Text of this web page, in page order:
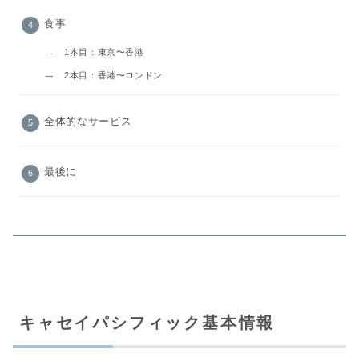
食事
1本目：東京〜香港
2本目：香港〜ロンドン
全体的なサービス
最後に
キャセイパシフィック基本情報